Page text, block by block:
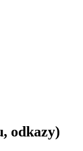
odkazy)